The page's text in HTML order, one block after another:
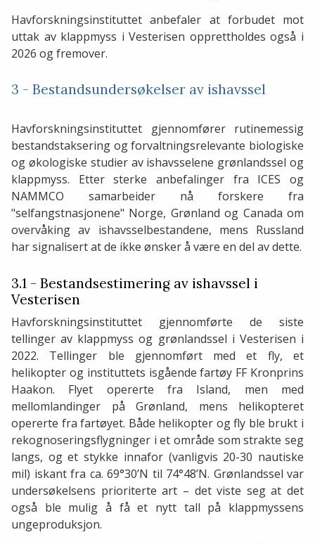
Havforskningsinstituttet anbefaler at forbudet mot
uttak av klappmyss i Vesterisen opprettholdes også i
2026 og fremover.
3 - Bestandsundersøkelser av ishavssel
Havforskningsinstituttet gjennomfører rutinemessig
bestandstaksering og forvaltningsrelevante biologiske
og økologiske studier av ishavsselene grønlandssel og
klappmyss. Etter sterke anbefalinger fra ICES og
NAMMCO samarbeider nå forskere fra
"selfangstnasjonene" Norge, Grønland og Canada om
overvåking av ishavsselbestandene, mens Russland
har signalisert at de ikke ønsker å være en del av dette.
3.1 - Bestandsestimering av ishavssel i
Vesterisen
Havforskningsinstituttet gjennomførte de siste
tellinger av klappmyss og grønlandssel i Vesterisen i
2022. Tellinger ble gjennomført med et fly, et
helikopter og instituttets isgående fartøy FF Kronprins
Haakon. Flyet opererte fra Island, men med
mellomlandinger på Grønland, mens helikopteret
opererte fra fartøyet. Både helikopter og fly ble brukt i
rekognoseringsflygninger i et område som strakte seg
langs, og et stykke innafor (vanligvis 20-30 nautiske
mil) iskant fra ca. 69°30’N til 74°48’N. Grønlandssel var
undersøkelsens prioriterte art – det viste seg at det
også ble mulig å få et nytt tall på klappmyssens
ungeproduksjon.